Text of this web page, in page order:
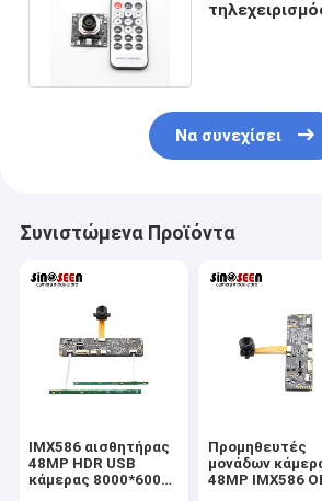
Να συνεχίσει
Συνιστώμενα Προϊόντα
IMX586 αισθητήρας
48MP HDR USB
κάμερας 8000*6000
Προμηθευτές
μονάδων
48MP IMX586